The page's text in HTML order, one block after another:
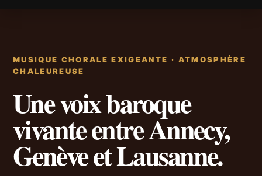
MUSIQUE CHORALE EXIGEANTE · ATMOSPHÈRE
CHALEUREUSE
Une voix baroque
vivante entre Annecy,
Genève et Lausanne.